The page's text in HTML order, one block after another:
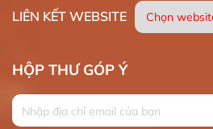
LIÊN KẾT WEBSITE
HỘP THƯ GÓP Ý